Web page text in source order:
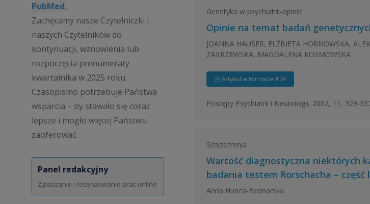
PubMed.
Zachęcamy nasze Czytelniczki i
naszych Czytelników do
kontynuacji, wznowienia lub
rozpoczęcia prenumeraty
kwartalnika w 2025 roku.
Czasopismo potrzebuje Państwa
wsparcia – by stawało się coraz
lepsze i mogło więcej Państwu
zaoferować.
Panel redakcyjny
Zgłaszanie i recenzowanie prac online
Genetyka w psychiatrii-opinie
Opinie na temat badań
JOANNA HAUSER, ELŻBIETA HORNOWSKA,
ZAKRZEWSKA, MAGDALENA KOSMOWSKA
Artykuł w formacie PDF
Postępy Psychiatrii i Neurologii, 2002, 11, 329-
Schizofrenia
Wartość diagnostyczna niektórych
badania testem Rorschacha – część l
Anna Hunca-Bednarska